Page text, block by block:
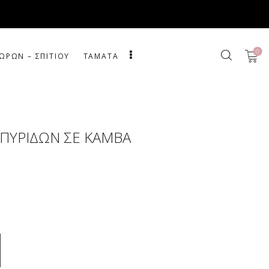
– ΣΠΙΤΙΟΥ ΤΑΜΑΤΑ 0
ΣΕ ΚΑΜΒΑ